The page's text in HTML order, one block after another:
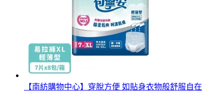
【南紡購物中心】穿脫方便 如貼身衣物般舒服自在